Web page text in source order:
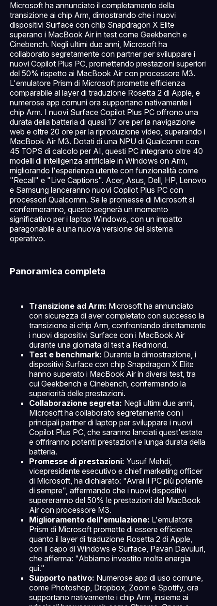
Microsoft ha annunciato il completamento della
transizione ai chip Arm, dimostrando che i nuovi
dispositivi Surface con chip Snapdragon X Elite
superano i MacBook Air in test come Geekbench e
Cinebench. Negli ultimi due anni, Microsoft ha
collaborato segretamente con partner per sviluppare i
nuovi Copilot Plus PC, promettendo prestazioni superiori
del 50% rispetto ai MacBook Air con processore M3.
L'emulatore Prism di Microsoft promette efficienza
comparabile al layer di traduzione Rosetta 2 di Apple, e
numerose app comuni ora supportano nativamente i
chip Arm. I nuovi Surface Copilot Plus PC offrono una
durata della batteria di quasi 17 ore per la navigazione
web e oltre 20 ore per la riproduzione video, superando i
MacBook Air M3. Dotati di una NPU di Qualcomm con
45 TOPS di calcolo per AI, questi PC integrano oltre 40
modelli di intelligenza artificiale in Windows on Arm,
migliorando l'esperienza utente con funzionalità come
"Recall" e "Live Captions". Acer, Asus, Dell, HP, Lenovo
e Samsung lanceranno nuovi Copilot Plus PC con
processori Qualcomm. Se le promesse di Microsoft si
confermeranno, questo segnerà un momento
significativo per i laptop Windows, con un impatto
paragonabile a una nuova versione del sistema
operativo.
Panoramica completa
Transizione ad Arm: Microsoft ha annunciato
con sicurezza di aver completato con successo la
transizione ai chip Arm, confrontando direttamente
i nuovi dispositivi Surface con i MacBook Air
durante una giornata di test a Redmond.
Test e benchmark: Durante la dimostrazione, i
dispositivi Surface con chip Snapdragon X Elite
hanno superato i MacBook Air in diversi test, tra
cui Geekbench e Cinebench, confermando la
superiorità delle prestazioni.
Collaborazione segreta: Negli ultimi due anni,
Microsoft ha collaborato segretamente con i
principali partner di laptop per sviluppare i nuovi
Copilot Plus PC, che saranno lanciati quest'estate
e offriranno potenti prestazioni e lunga durata della
batteria.
Promesse di prestazioni: Yusuf Mehdi,
vicepresidente esecutivo e chief marketing officer
di Microsoft, ha dichiarato: "Avrai il PC più potente
di sempre", affermando che i nuovi dispositivi
supereranno del 50% le prestazioni del MacBook
Air con processore M3.
Miglioramento dell'emulazione: L'emulatore
Prism di Microsoft promette di essere efficiente
quanto il layer di traduzione Rosetta 2 di Apple,
con il capo di Windows e Surface, Pavan Davuluri,
che afferma: "Abbiamo investito molta energia
qui."
Supporto nativo: Numerose app di uso comune,
come Photoshop, Dropbox, Zoom e Spotify, ora
supportano nativamente i chip Arm, insieme ai